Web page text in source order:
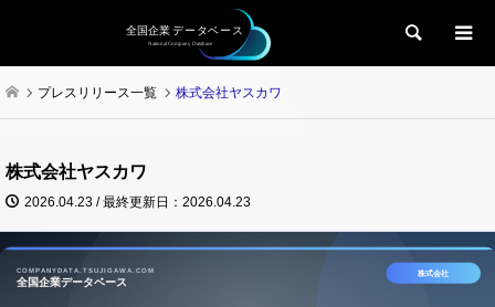
検索
プレスリリース一覧 株式会社ヤスカワ
株式会社ヤスカワ
2026.04.23 / 最終更新日：2026.04.23